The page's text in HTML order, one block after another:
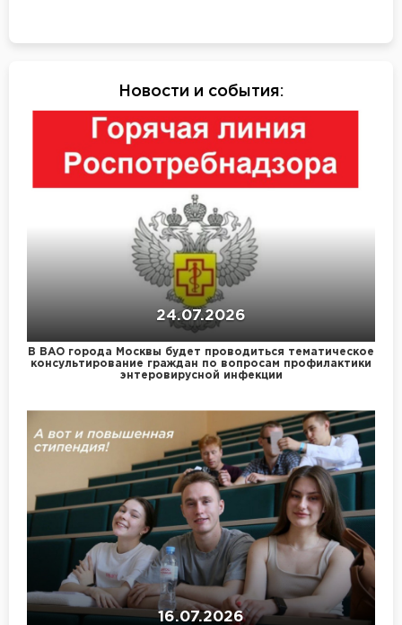
Новости и события:
24.07.2026
В ВАО города Москвы будет проводиться тематическое
консультирование граждан по вопросам профилактики
энтеровирусной инфекции
16.07.2026